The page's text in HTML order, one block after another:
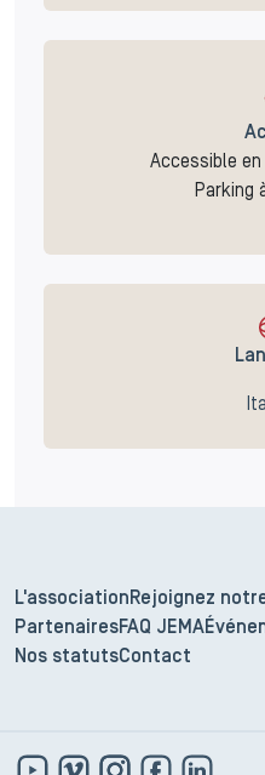
Accessible
Parking
L'association Rejoignez
PartenairesFAQ JEMA
Nos statutsContact